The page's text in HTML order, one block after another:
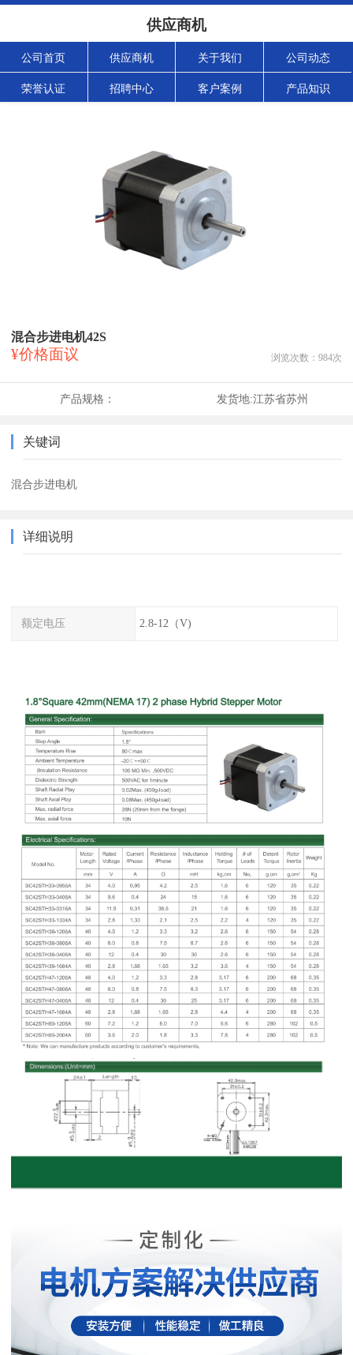
供应商机
公司首页 供应商机 关于我们 公司动态
荣誉认证 招聘中心 客户案例 产品知识
混合步进电机42S
¥价格面议 浏览次数： 984次
产品规格： 发货地:江苏省苏州
关键词
混合步进电机
详细说明
额定电压 2.8-12（V)